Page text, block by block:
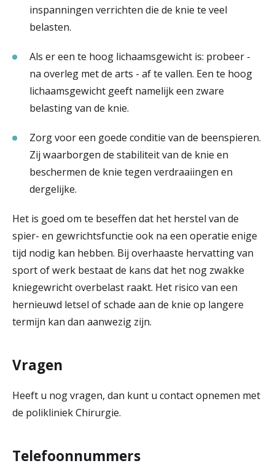
inspanningen verrichten die de knie te veel
belasten.
Als er een te hoog lichaamsgewicht is: probeer -
na overleg met de arts - af te vallen. Een te hoog
lichaamsgewicht geeft namelijk een zware
belasting van de knie.
Zorg voor een goede conditie van de beenspieren.
Zij waarborgen de stabiliteit van de knie en
beschermen de knie tegen verdraaiingen en
dergelijke.
Het is goed om te beseffen dat het herstel van de
spier- en gewrichtsfunctie ook na een operatie enige
tijd nodig kan hebben. Bij overhaaste hervatting van
sport of werk bestaat de kans dat het nog zwakke
kniegewricht overbelast raakt. Het risico van een
hernieuwd letsel of schade aan de knie op langere
termijn kan dan aanwezig zijn.
Vragen
Heeft u nog vragen, dan kunt u contact opnemen met
de polikliniek Chirurgie.
Telefoonnummers